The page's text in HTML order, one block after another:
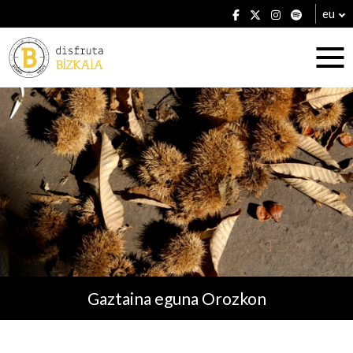
eu
Ostatuak
Jatetxeak
Planak
Gaztaina eguna Orozkon